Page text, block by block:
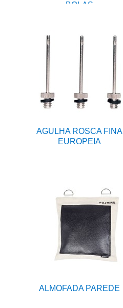
BOLAS
AGULHA ROSCA FINA
EUROPEIA
ALMOFADA PAREDE